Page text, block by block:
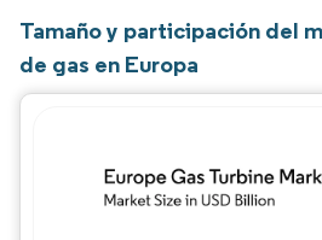
Tamaño y participación del
de gas en Europa